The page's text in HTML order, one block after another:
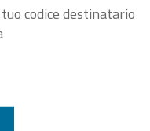
codice destinatario